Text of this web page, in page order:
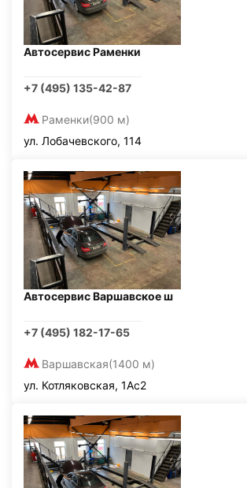
Автосервис Раменки
+7 (495) 135-42-87
Раменки(900 м)
ул. Лобачевского, 114
Автосервис Варшавское ш
+7 (495) 182-17-65
Варшавская(1400 м)
ул. Котляковская, 1Ас2